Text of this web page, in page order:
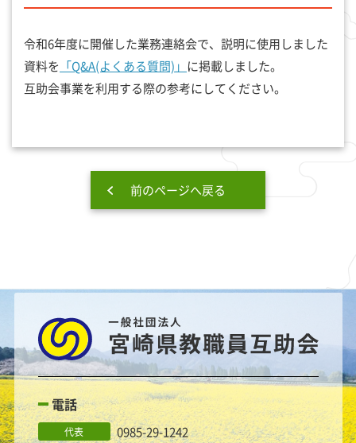
令和6年度に開催した業務連絡会で、説明に使用しました
資料を 「Q&A(よくある質問)」 に掲載しました。
互助会事業を利用する際の参考にしてください。
前のページへ戻る
電話
代表 0985-29-1242